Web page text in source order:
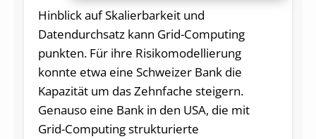
Hinblick auf Skalierbarkeit und
Datendurchsatz kann Grid-Computing
punkten. Für ihre Risikomodellierung
konnte etwa eine Schweizer Bank die
Kapazität um das Zehnfache steigern.
Genauso eine Bank in den USA, die mit
Grid-Computing strukturierte